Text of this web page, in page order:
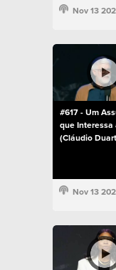
Nov 13
#617 - Um
que Interessa
(Cláudio
Nov 13